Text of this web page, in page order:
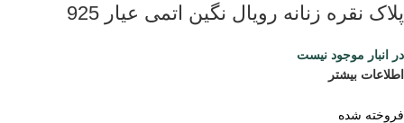
پلاک نقره زنانه رویال نگین اتمی عیار 925
در انبار موجود نیست
اطلاعات بیشتر
فروخته شده